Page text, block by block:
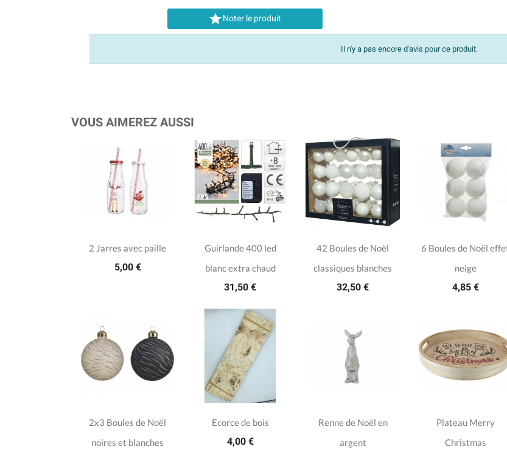
Noter le produit
Il n'y a pas encore d'avis pour ce produit.
VOUS AIMEREZ AUSSI
2 Jarres avec paille
5,00 €
Guirlande 400 led
blanc extra chaud
31,50 €
42 Boules de Noël
classiques blanches
32,50 €
6 Boules de Noël
neige
4,85 €
2x3 Boules de Noël
noires et blanches
Ecorce de bois
4,00 €
Renne de Noël en
argent
Plateau Merry
Christmas